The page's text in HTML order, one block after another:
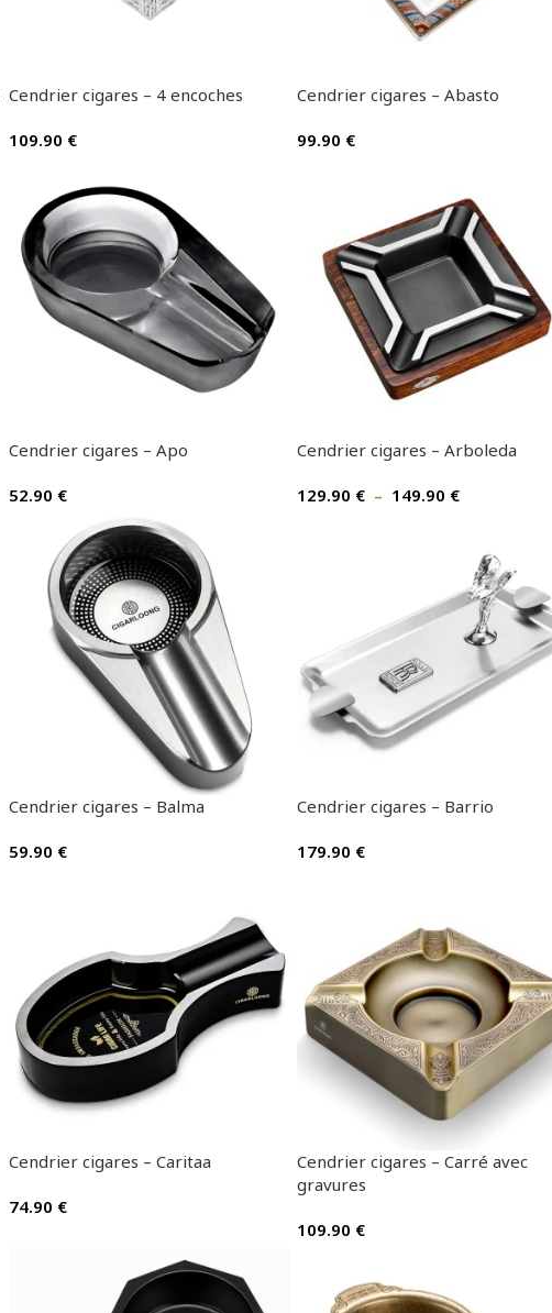
Cendrier cigares – 4 encoches
109.90 €
Cendrier cigares – Abasto
99.90 €
Cendrier cigares – Apo
52.90 €
Cendrier cigares – Arboleda
129.90 € – 149.90 €
Cendrier cigares – Balma
59.90 €
Cendrier cigares – Barrio
179.90 €
Cendrier cigares – Caritaa
74.90 €
Cendrier cigares – Carré avec
gravures
109.90 €